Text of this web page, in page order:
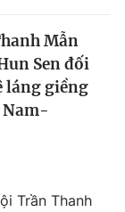
Mẫn
Sen đối
láng giềng
Nam-
Trần Thanh